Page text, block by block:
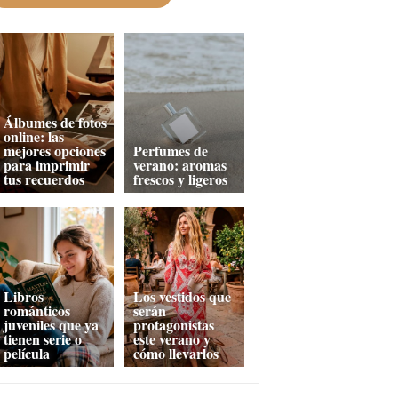
Álbumes de fotos
online: las
mejores opciones
para imprimir
tus recuerdos
Perfumes de
verano: aromas
frescos y ligeros
Libros
románticos
juveniles que ya
tienen serie o
película
Los vestidos que
serán
protagonistas
este verano y
cómo llevarlos